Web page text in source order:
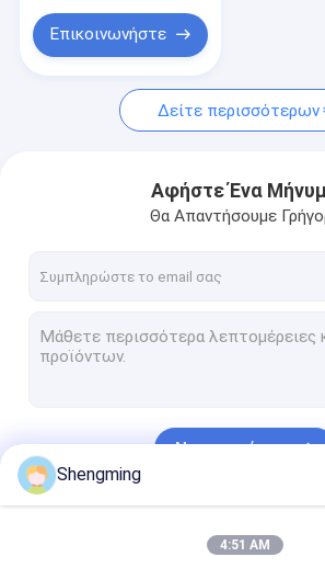
Επικοινωνήστε
Δείτε περισσότερων
Αφήστε Ένα
Θα Απαντήσουμε
Να συνεχίσει
Shengming
4:51 AM